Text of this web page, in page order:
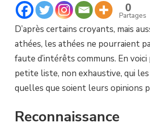
0
Partages
D’après certains croyants, mais
athées, les athées ne pourraient
faute d’intérêts communs. En
petite liste, non exhaustive, qui
quelles que soient leurs opinions
Reconnaissance